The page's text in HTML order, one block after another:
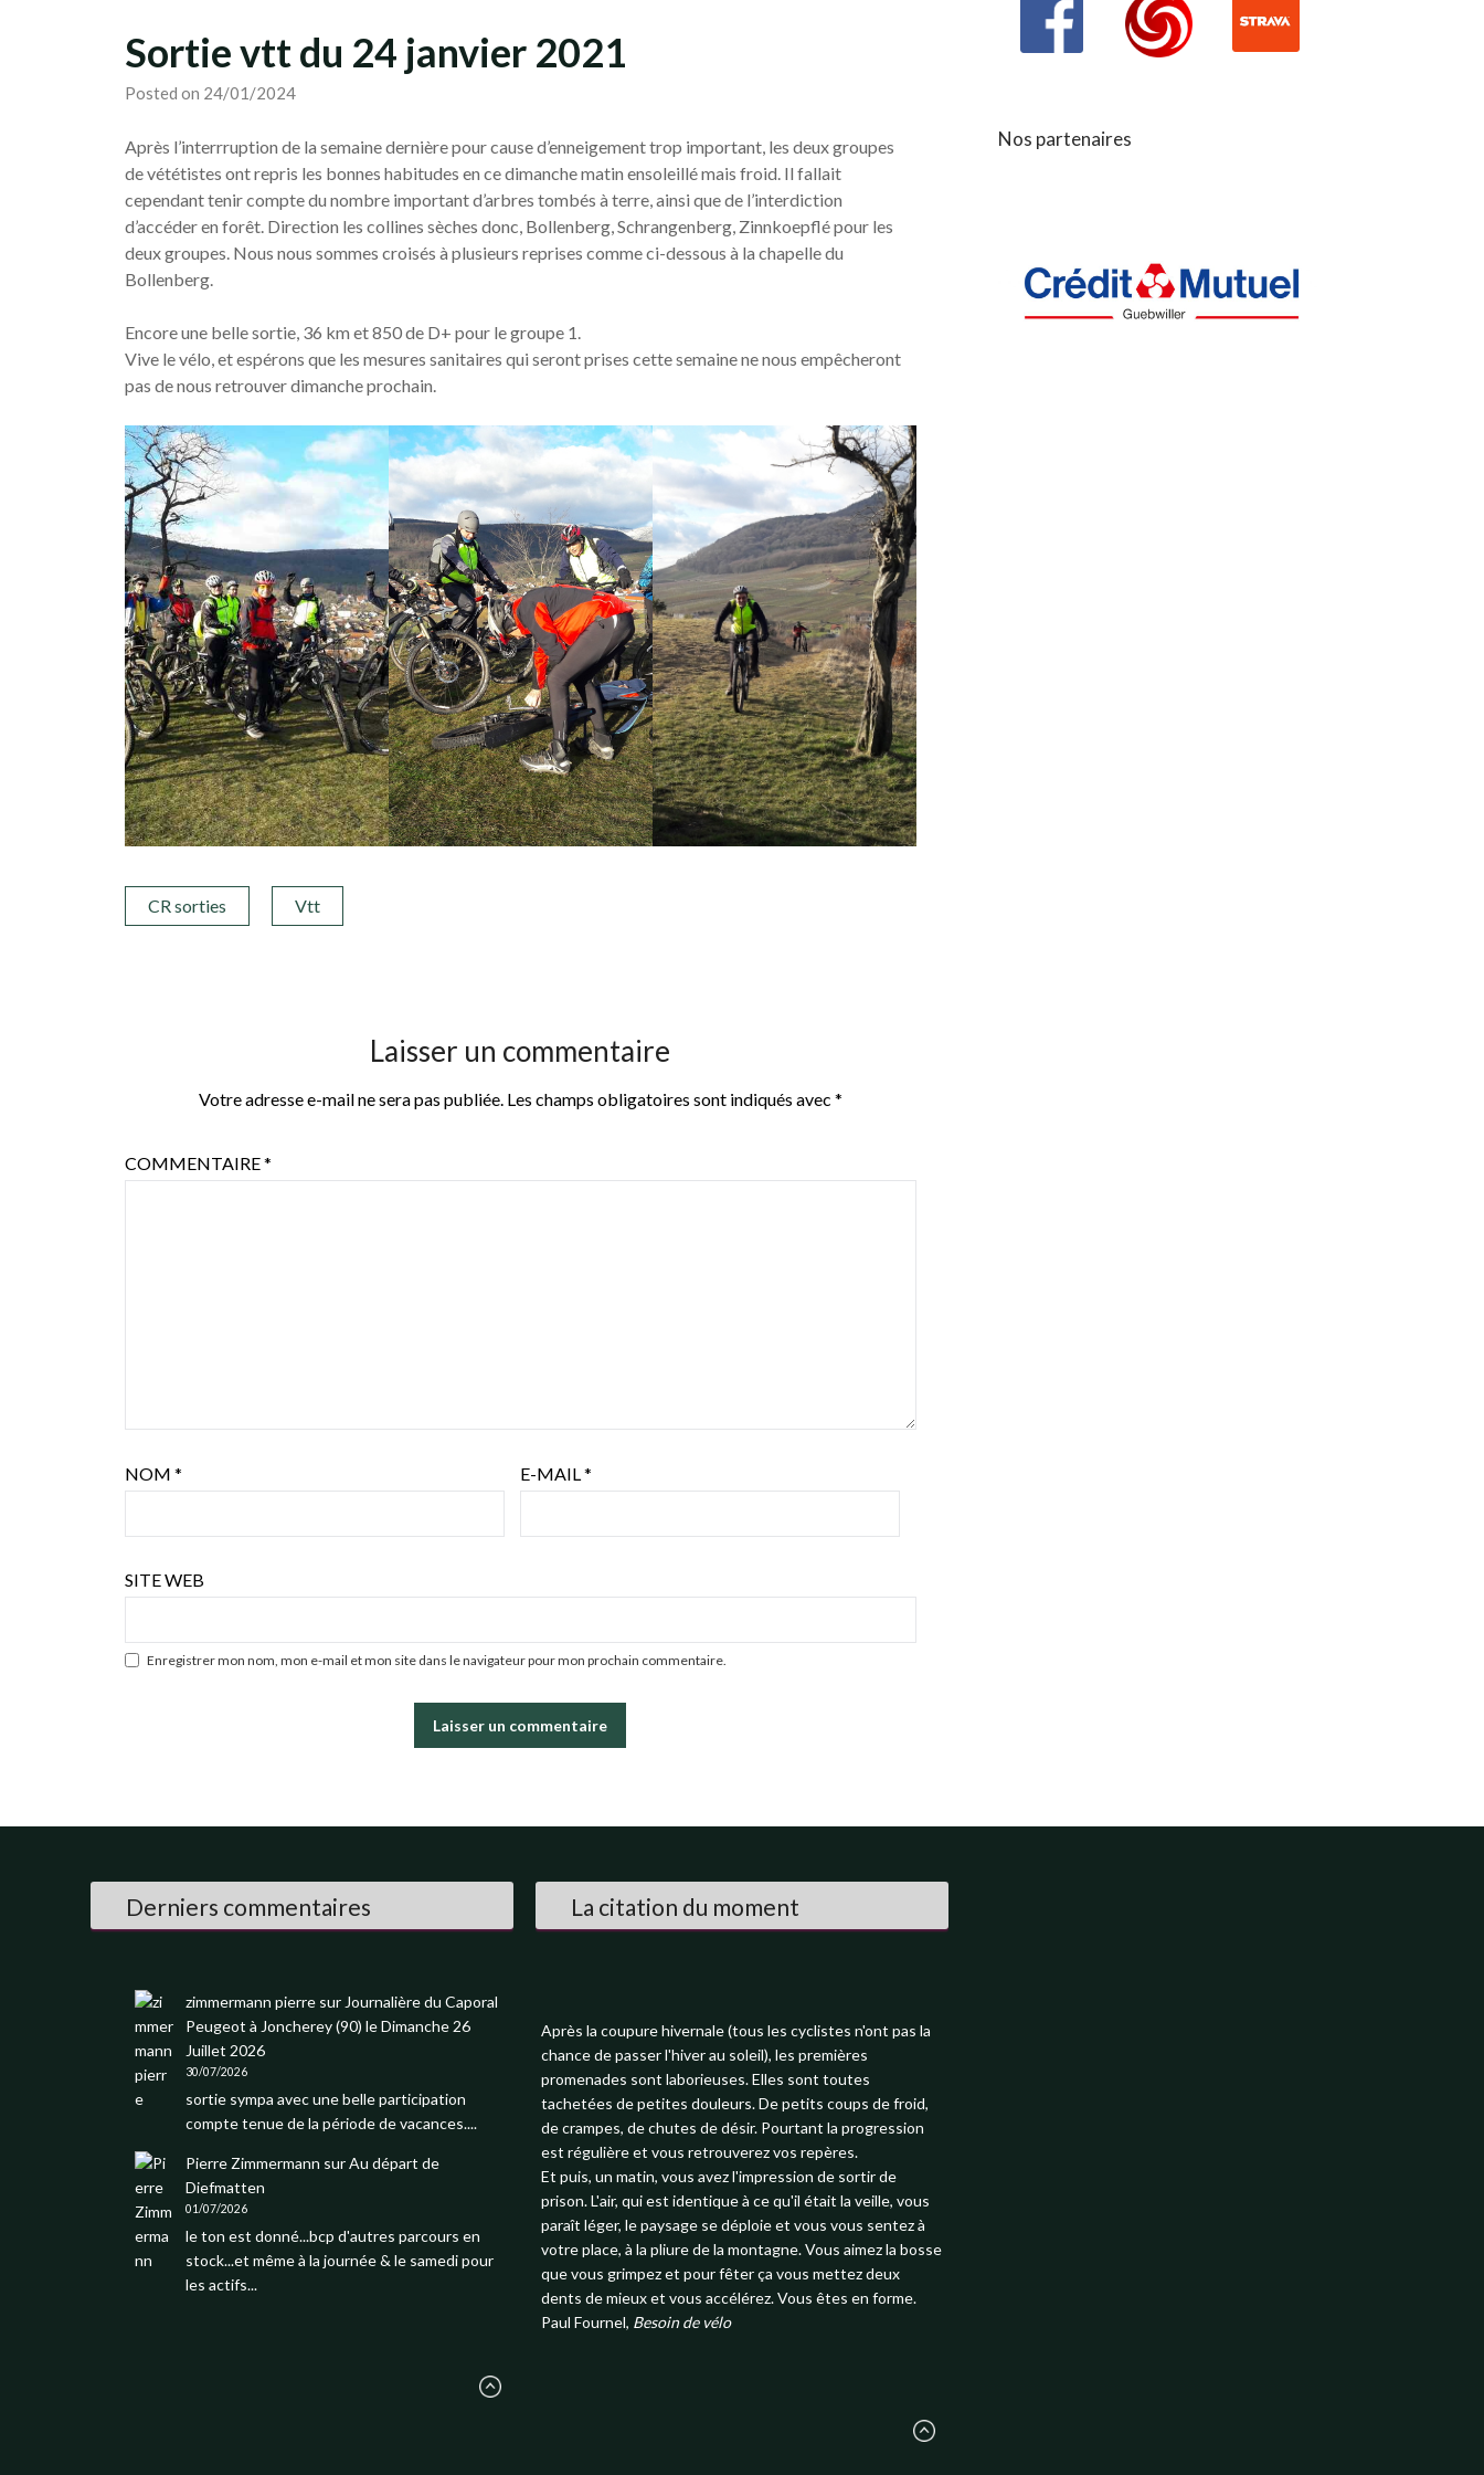
Sortie vtt du 24 janvier 2021
Posted on 24/01/2024
Après l’interrruption de la semaine dernière pour cause d’enneigement trop important, les deux groupes
de vététistes ont repris les bonnes habitudes en ce dimanche matin ensoleillé mais froid. Il fallait
cependant tenir compte du nombre important d’arbres tombés à terre, ainsi que de l’interdiction
d’accéder en forêt. Direction les collines sèches donc, Bollenberg, Schrangenberg, Zinnkoepflé pour les
deux groupes. Nous nous sommes croisés à plusieurs reprises comme ci-dessous à la chapelle du
Bollenberg.
Encore une belle sortie, 36 km et 850 de D+ pour le groupe 1.
Vive le vélo, et espérons que les mesures sanitaires qui seront prises cette semaine ne nous empêcheront
pas de nous retrouver dimanche prochain.
CR sorties Vtt
Laisser un commentaire
Votre adresse e-mail ne sera pas publiée. Les champs obligatoires sont indiqués avec *
COMMENTAIRE*
NOM* E-MAIL*
SITE WEB
Enregistrer mon nom, mon e-mail et mon site dans le navigateur pour mon prochain commentaire.
Nos partenaires
Derniers commentaires
zimmermann pierresur Journalière du Caporal
Peugeot à Joncherey (90) le Dimanche 26
Juillet 2026
30/07/2026
sortie sympa avec une belle participation
compte tenue de la période de vacances....
Pierre Zimmermann surAu départ de
Diefmatten
01/07/2026
le ton est donné...bcp d'autres parcours en
stock...et même à la journée & le samedi pour
les actifs...
La citation du moment
Après la coupure hivernale (tous les cyclistes n'ont pas la
chance de passer l'hiver au soleil), les premières
promenades sont laborieuses. Elles sont toutes
tachetées de petites douleurs. De petits coups de froid,
de crampes, de chutes de désir. Pourtant la progression
est régulière et vous retrouverez vos repères.
Et puis, un matin, vous avez l'impression de sortir de
prison. L'air, qui est identique à ce qu'il était la veille, vous
paraît léger, le paysage se déploie et vous vous sentez à
votre place, à la pliure de la montagne. Vous aimez la bosse
que vous grimpez et pour fêter ça vous mettez deux
dents de mieux et vous accélérez. Vous êtes en forme.
Paul Fournel, Besoin de vélo